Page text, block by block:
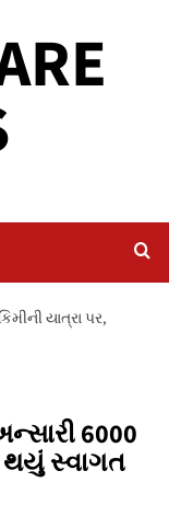
યાત્રા પર,
6000
થયું સ્વાગત